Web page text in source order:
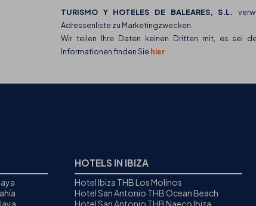
TURISMO Y HOTELES DE BALEARES, S.L.
Adressenliste zu Marketingzwecken.
Wir teilen Ihre Daten keinen Dritten mit, es sei
Informationen finden Siehier
HOTELS IN IBIZA
Hotel Ibiza THB Los Molinos
Hotel San Antonio THB Ocean Beach
Hotel San Antonio THB Naeco Ibiza